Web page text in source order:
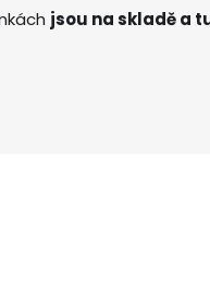
jsou na skladě a